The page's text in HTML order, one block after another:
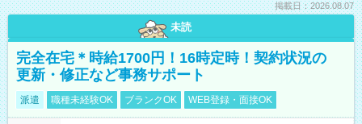
掲載日：2026.08.07
未読
完全在宅＊時給1700円！16時定時！契約状況の
更新・修正など事務サポート
派遣 職種未経験OK ブランクOK WEB登録・面接OK